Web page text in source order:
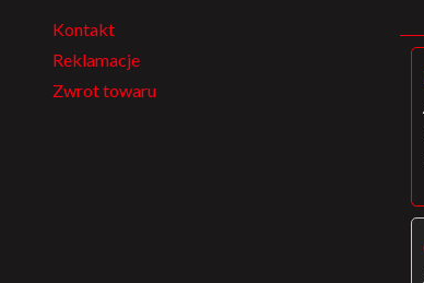
Kontakt
Reklamacje
Zwrot towaru